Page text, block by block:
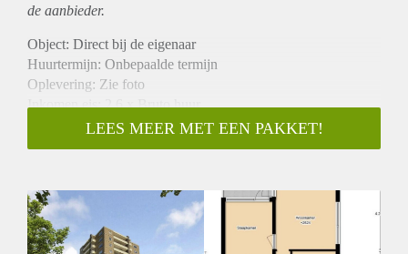
de aanbieder.
Object: Direct bij de eigenaar
Huurtermijn: Onbepaalde termijn
Oplevering: Zie foto
Inkomen eis: 2,6 x Bruto huur
Garantiestelling mogelijk: Ja
Borg: 1 Maand
Huisdieren toegestaan: Afhankelijk van de Eigenaar
Huurtoeslag grens: Nee
Geschikt voor studenten: Afhankelijk van de Eigenaar
LEES MEER MET EEN PAKKET!